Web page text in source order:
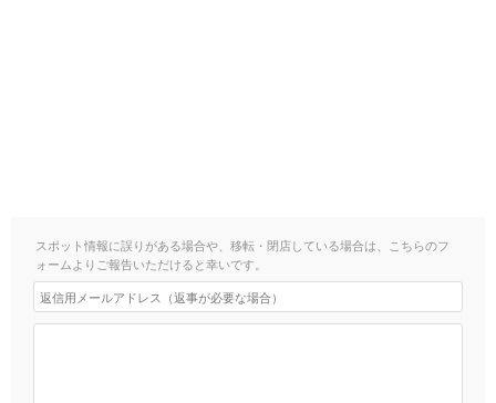
スポット情報に誤りがある場合や、移転・閉店している場合は、こちらのフ
ォームよりご報告いただけると幸いです。